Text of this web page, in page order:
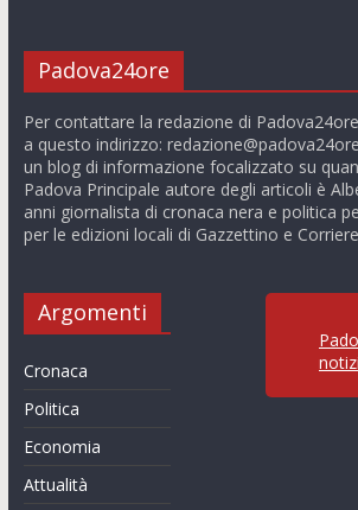
Padova24ore
Per contattare la redazione di
a questo indirizzo:
un blog di informazione focalizzato su
Padova Principale autore degli articoli è
anni giornalista di cronaca nera e politica
per le edizioni locali di Gazzettino e
Argomenti
Cronaca
Politica
Economia
Attualità